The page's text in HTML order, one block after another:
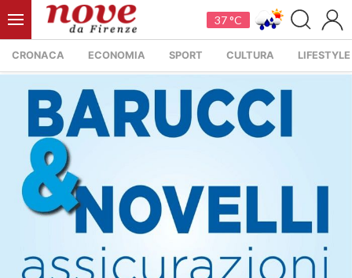
37 °C
CRONACA ECONOMIA SPORT CULTURA LIFESTYLE